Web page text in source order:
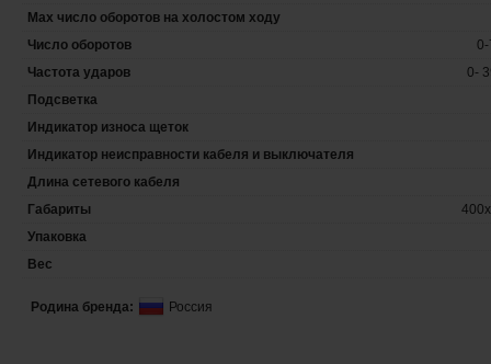
Max число оборотов на холостом ходу
Число оборотов
Частота ударов
0-
Подсветка
Индикатор износа щеток
Индикатор неисправности кабеля и выключателя
Длина сетевого кабеля
Габариты
Упаковка
Вес
Родина бренда: Россия